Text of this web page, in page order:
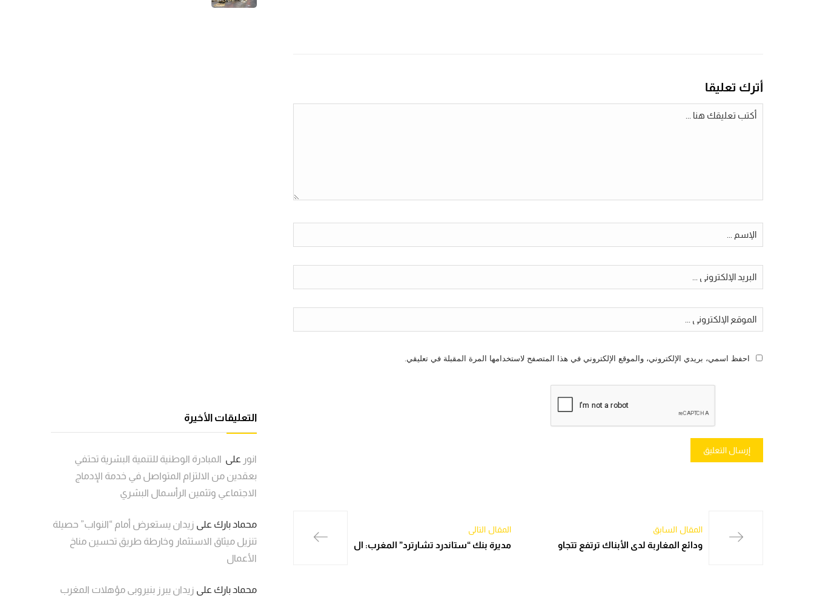
أترك تعليقا
احفظ اسمي، بريدي الإلكتروني، والموقع الإلكتروني في هذا المتصفح لاستخدامها المرة المقبلة في تعليقي.
المقال السابق
ودائع المغاربة لدى الأبناك ترتفع تتجاو
المقال التالي
مديرة بنك “ستاندرد تشارترد” المغرب: ال
التعليقات الأخيرة
انور على المبادرة الوطنية للتنمية البشرية تحتفي
بعقدين من الالتزام المتواصل في خدمة الإدماج
الاجتماعي وتثمين الرأسمال البشري
محماد بارك على زيدان يستعرض أمام “النواب” حصيلة
تنزيل ميثاق الاستثمار وخارطة طريق تحسين مناخ
الأعمال
محماد بارك على زيدان يبرز بنيروبي مؤهلات المغرب